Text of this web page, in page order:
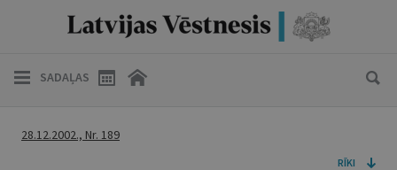
SADAĻAS
28.12.2002., Nr. 189
RĪKI